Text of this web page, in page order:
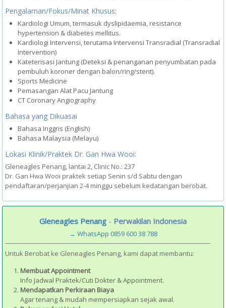
Pengalaman/Fokus/Minat Khusus:
Kardiologi Umum, termasuk dyslipidaemia, resistance
hypertension & diabetes mellitus.
Kardiologi Intervensi, terutama Intervensi Transradial (Transradial
Intervention)
Kateterisasi Jantung (Deteksi & penanganan penyumbatan pada
pembuluh koroner dengan balon/ring/stent).
Sports Medicine
Pemasangan Alat Pacu Jantung
CT Coronary Angiography
Bahasa yang Dikuasai
Bahasa Inggris (English)
Bahasa Malaysia (Melayu)
Lokasi Klinik/Praktek Dr. Gan Hwa Wooi:
Gleneagles Penang, lantai 2, Clinic No.: 237
Dr. Gan Hwa Wooi praktek setiap Senin s/d Sabtu dengan
pendaftaran/perjanjian 2-4 minggu sebelum kedatangan berobat.
Gleneagles Penang - Perwakilan Indonesia
→ WhatsApp 0859 600 38 788
Untuk Berobat ke Gleneagles Penang, kami dapat membantu:
Membuat Appointment
Info Jadwal Praktek/Cuti Dokter & Appointment.
Mendapatkan Perkiraan Biaya
Agar tenang & mudah mempersiapkan sejak awal.